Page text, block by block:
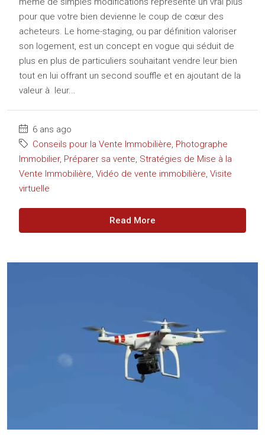
pour que votre bien devienne le coup de cœur des
acheteurs. Le home-staging, ou par définition valoriser
son logement, est un concept en vogue qui séduit de
plus en plus de particuliers souhaitant vendre leur bien
tout en lui offrant un second souffle et en ajoutant de la
valeur à leur...
6 ans ago
Conseils pour la Vente Immobilière, Photographe
Immobilier, Préparer sa vente, Stratégies de Mise à la
Vente Immobilière, Vidéo de vente immobilière, Visite
virtuelle
Read More